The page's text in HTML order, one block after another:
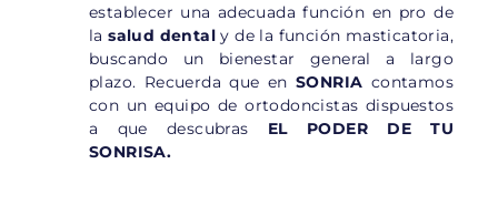
establecer una adecuada función en pro de
lasalud dental y de la función masticatoria,
buscando un bienestar general a largo
plazo. Recuerda que enSONRIA contamos
con un equipo de ortodoncistas dispuestos
a que descubras EL PODER DE TU
SONRISA.